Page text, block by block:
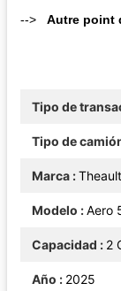
--> Autre point
Tipo de
Tipo de
Marca Theault
Modelo Aero
Capacidad 2
Año 2025